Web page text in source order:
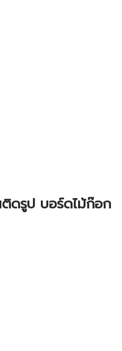
ดรูป บอร์ดไม้ก๊อก